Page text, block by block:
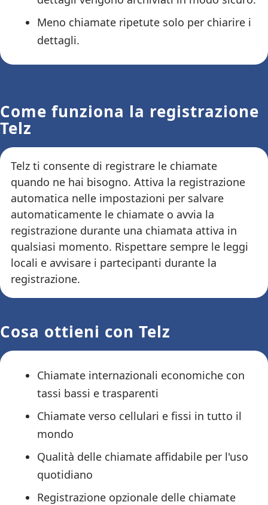
Meno chiamate ripetute solo per chiarire i
dettagli.
Come funziona la registrazione
Telz
Telz ti consente di registrare le chiamate
quando ne hai bisogno. Attiva la registrazione
automatica nelle impostazioni per salvare
automaticamente le chiamate o avvia la
registrazione durante una chiamata attiva in
qualsiasi momento. Rispettare sempre le leggi
locali e avvisare i partecipanti durante la
registrazione.
Cosa ottieni con Telz
Chiamate internazionali economiche con
tassi bassi e trasparenti
Chiamate verso cellulari e fissi in tutto il
mondo
Qualità delle chiamate affidabile per l'uso
quotidiano
Registrazione opzionale delle chiamate